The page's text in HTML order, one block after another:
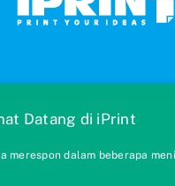
Cara Memesan
Datang di iPrint
merespon dalam beberapa